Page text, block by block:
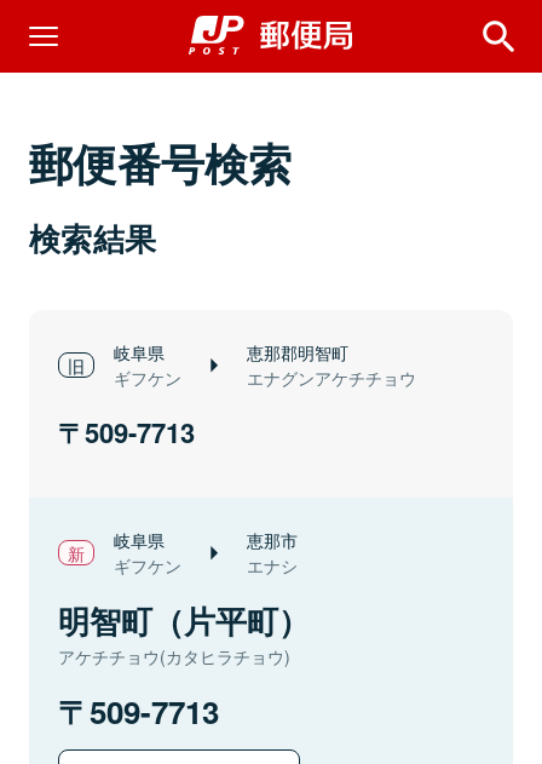
郵便番号検索
検索結果
岐阜県
ギフケン
恵那郡明智町
エナグンアケチチョウ
509-7713
岐阜県
ギフケン
恵那市
エナシ
明智町（片平町）
アケチチョウ(カタヒラチョウ)
509-7713